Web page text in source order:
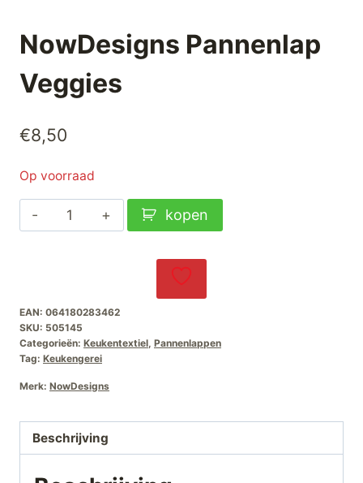
NowDesigns Pannenlap
Veggies
€8,50
Op voorraad
NowDesigns
Pannenlap
kopen
EAN: 064180283462
SKU: 505145
Categorieën: Keukentextiel, Pannenlappen
Tag: Keukengerei
Merk: NowDesigns
Beschrijving